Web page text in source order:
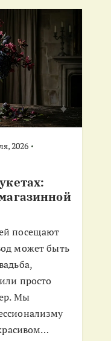
2026
посещают
может быть
просто
Мы